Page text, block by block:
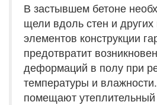
В застывшем бетоне
щели вдоль стен и
элементов конструкции
предотвратит
деформаций в полу при
температуры и
помещают